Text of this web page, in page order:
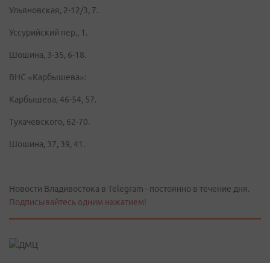
Ульяновская, 2-12/3, 7.
Уссурийский пер., 1.
Шошина, 3-35, 6-18.
ВНС «Карбышева»:
Карбышева, 46-54, 57.
Тухачевского, 62-70.
Шошина, 37, 39, 41.
Новости Владивостока в Telegram - постоянно в течение дня.
Подписывайтесь одним нажатием!